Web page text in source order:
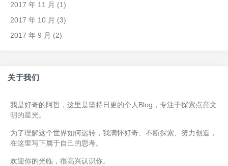
2017 年 11 月 (1)
2017 年 10 月 (3)
2017 年 9 月 (2)
关于我们
我是好奇的阿哲，这里是坚持日更的个人Blog，专注于探索点亮文
明的星光。
为了理解这个世界如何运转，我满怀好奇、不断探索、努力创造，
在这里写下属于自己的思考。
欢迎你的光临，很高兴认识你。